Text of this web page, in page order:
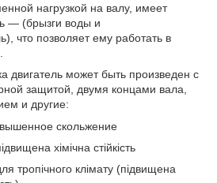
нагрузкой на валу, имеет
― (брызги воды и
что позволяет ему работать в
двигатель может быть произведен с
защитой, двумя концами вала,
и другие:
скольжение
хімічна стійкість
клімату (підвищена